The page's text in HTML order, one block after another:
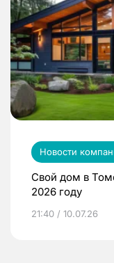
Новости
Свой дом в
2026 году
21:40 / 10.07.26